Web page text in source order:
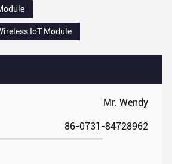
Mr. Wendy
86-0731-84728962
IoT Module